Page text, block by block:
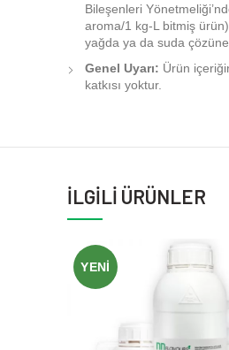
Bileşenleri
aroma/1 kg-L bitmiş
yağda ya da suda
Genel Uyarı: Ürün
katkısı yoktur.
İLGILI ÜRÜNLER
YENI